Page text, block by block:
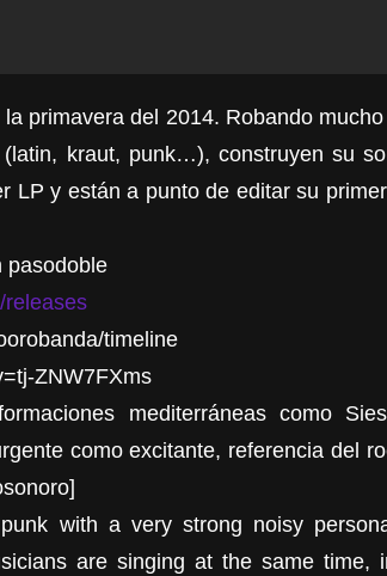
primavera del 2014. Robando
kraut, punk…), construyen su
LP y están a punto de editar su
pasodoble
releases
timeline
ZNW7FXms
mediterráneas como
como excitante, referencia del
with a very strong noisy
are singing at the same time,